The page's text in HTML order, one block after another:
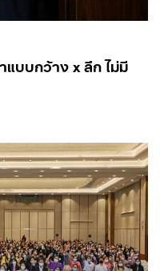
บบกว้าง x ลึก ไม่มี